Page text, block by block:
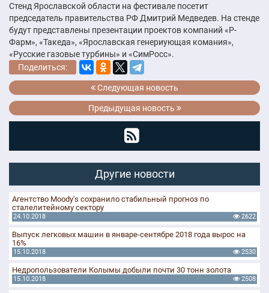
Стенд Ярославской области на фестивале посетит
председатель правительства РФ Дмитрий Медведев. На стенде
будут представлены презентации проектов компаний «Р-
Фарм», «Такеда», «Ярославская генериующая комания»,
«Русские газовые турбины» и «СимРосс».
Поделиться:
Следующая новость
Предыдущая новость
Другие новости
Агентство Moody's сохранило стабильный прогноз по
сталелитейному сектору
24.10.2018 2622
Выпуск легковых машин в январе-сентябре 2018 года вырос на
16%
15.10.2018 2530
Недропользователи Колымы добыли почти 30 тонн золота
15.10.2018 2508